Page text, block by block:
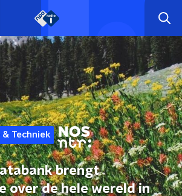
Techniek
brengt
over de hele wereld in